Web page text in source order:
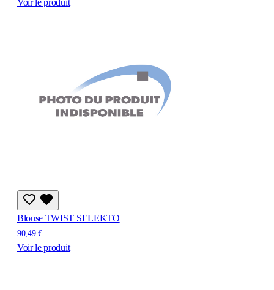
Blouse TWIST SELEKTO
90,49 €
Voir le produit